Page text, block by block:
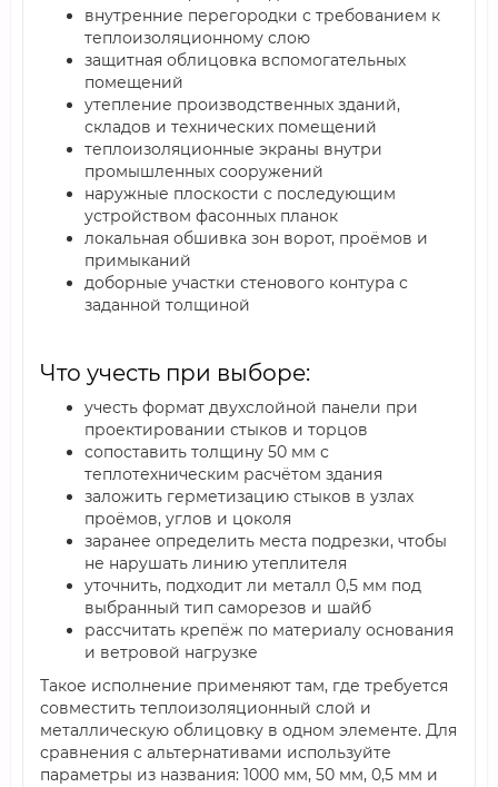
внутренние перегородки с требованием к
теплоизоляционному слою
защитная облицовка вспомогательных
помещений
утепление производственных зданий,
складов и технических помещений
теплоизоляционные экраны внутри
промышленных сооружений
наружные плоскости с последующим
устройством фасонных планок
локальная обшивка зон ворот, проёмов и
примыканий
доборные участки стенового контура с
заданной толщиной
Что учесть при выборе:
учесть формат двухслойной панели при
проектировании стыков и торцов
сопоставить толщину 50 мм с
теплотехническим расчётом здания
заложить герметизацию стыков в узлах
проёмов, углов и цоколя
заранее определить места подрезки, чтобы
не нарушать линию утеплителя
уточнить, подходит ли металл 0,5 мм под
выбранный тип саморезов и шайб
рассчитать крепёж по материалу основания
и ветровой нагрузке
Такое исполнение применяют там, где требуется
совместить теплоизоляционный слой и
металлическую облицовку в одном элементе. Для
сравнения с альтернативами используйте
параметры из названия: 1000 мм, 50 мм, 0,5 мм и